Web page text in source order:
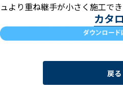
ュより重ね継手が小さく施工でき
カタ
戻る